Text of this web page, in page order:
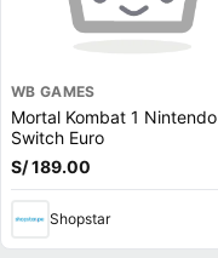
WB GAMES
Mortal Kombat 1 Nintendo
Switch Euro
S/ 189.00
Shopstar